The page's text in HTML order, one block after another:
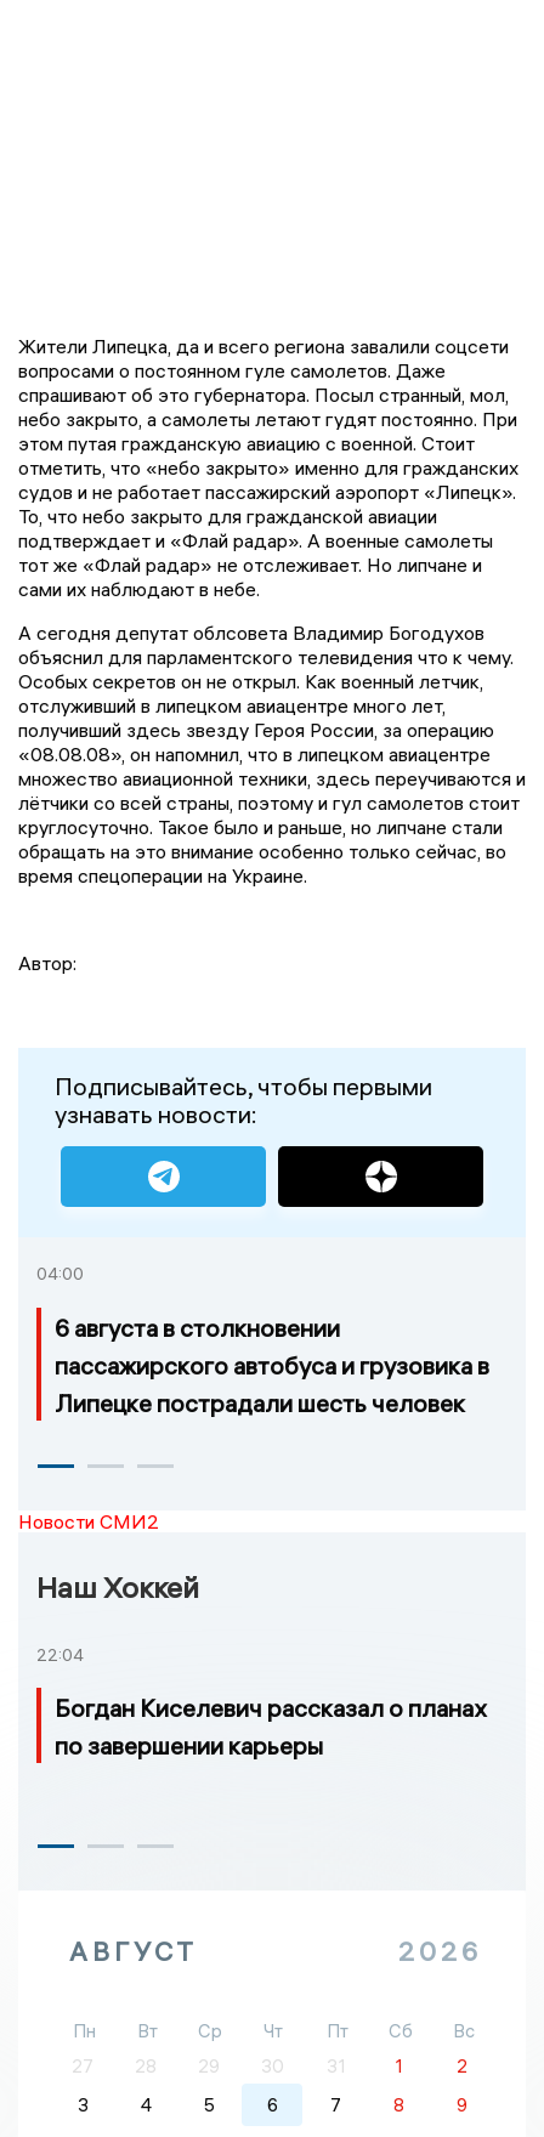
Жители Липецка, да и всего региона завалили соцсети
вопросами о постоянном гуле самолетов. Даже
спрашивают об это губернатора. Посыл странный, мол,
небо закрыто, а самолеты летают гудят постоянно. При
этом путая гражданскую авиацию с военной. Стоит
отметить, что «небо закрыто» именно для гражданских
судов и не работает пассажирский аэропорт «Липецк».
То, что небо закрыто для гражданской авиации
подтверждает и «Флай радар». А военные самолеты
тот же «Флай радар» не отслеживает. Но липчане и
сами их наблюдают в небе.
А сегодня депутат облсовета Владимир Богодухов
объяснил для парламентского телевидения что к чему.
Особых секретов он не открыл. Как военный летчик,
отслуживший в липецком авиацентре много лет,
получивший здесь звезду Героя России, за операцию
«08.08.08», он напомнил, что в липецком авиацентре
множество авиационной техники, здесь переучиваются и
лётчики со всей страны, поэтому и гул самолетов стоит
круглосуточно. Такое было и раньше, но липчане стали
обращать на это внимание особенно только сейчас, во
время спецоперации на Украине.
Автор:
Подписывайтесь, чтобы первыми
узнавать новости:
04:00
6 августа в столкновении
пассажирского автобуса и грузовика в
Липецке пострадали шесть человек
Новости СМИ2
Наш Хоккей
22:04
Богдан Киселевич рассказал о планах
по завершении карьеры
АВГУСТ 2026
Пн Вт Ср Чт Пт Сб
Вс
27
28 29 30 31 1
2
3
4 5 6 7 8
9